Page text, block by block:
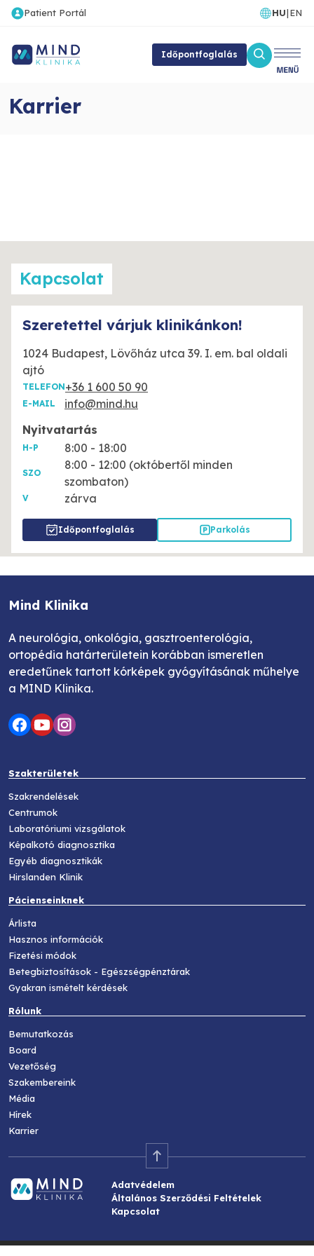
Patient Portál HU|EN
Időpontfoglalás
Karrier
Kapcsolat
Szeretettel várjuk klinikánkon!
1024 Budapest, Lövőház utca 39. I. em. bal oldali
ajtó
TELEFON+36 1 600 50 90
E-MAIL
info@mind.hu
Nyitvatartás
H-P 8:00 - 18:00
SZO
8:00 - 12:00 (októbertől minden
szombaton)
V zárva
Időpontfoglalás Parkolás
Mind Klinika
A neurológia, onkológia, gasztroenterológia,
ortopédia határterületein korábban ismeretlen
eredetűnek tartott kórképek gyógyításának műhelye
a MIND Klinika.
Szakterületek
Szakrendelések
Centrumok
Laboratóriumi vizsgálatok
Képalkotó diagnosztika
Egyéb diagnosztikák
Hirslanden Klinik
Pácienseinknek
Árlista
Hasznos információk
Fizetési módok
Betegbiztosítások - Egészségpénztárak
Gyakran ismételt kérdések
Rólunk
Bemutatkozás
Board
Vezetőség
Szakembereink
Média
Hírek
Karrier
Adatvédelem
Általános Szerződési Feltételek
Kapcsolat